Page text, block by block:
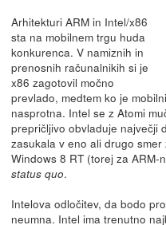
Arhitekturi ARM in Intel/x86
sta na mobilnem trgu huda
konkurenca. V namiznih in
prenosnih računalnikih si je
x86 zagotovil močno
prevlado, medtem ko je
nasprotna. Intel se z Atomi
prepričljivo obvladuje največji
zasukala v eno ali drugo
Windows 8 RT (torej za
status quo.
Intelova odločitev, da bodo
neumna. Intel ima trenutno